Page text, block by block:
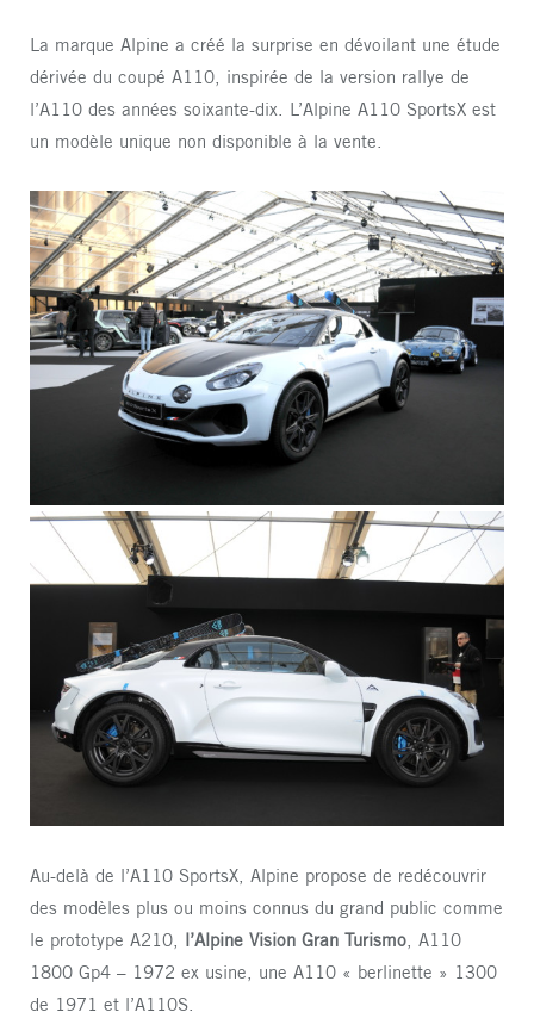
La marque Alpine a créé la surprise en dévoilant une étude
dérivée du coupé A110, inspirée de la version rallye de
l’A110 des années soixante-dix. L’Alpine A110 SportsX est
un modèle unique non disponible à la vente.
Au-delà de l’A110 SportsX, Alpine propose de redécouvrir
des modèles plus ou moins connus du grand public comme
le prototype A210, l’Alpine Vision Gran Turismo , A110
1800 Gp4 – 1972 ex usine, une A110 « berlinette » 1300
de 1971 et l’A110S.